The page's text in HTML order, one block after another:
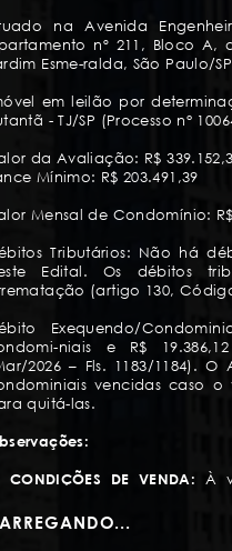
na Avenida
nº 211, Bloco A,
Esme-ralda, São Paulo/
em leilão por
- TJ/SP (Processo n°
da Avaliação: R$
Mínimo: R$ 203.491,39
Mensal de Condomínio:
Tributários: Não há
Edital. Os débitos
(artigo 130,
Exequendo/
niais e R$
2026 – Fls. 1183/1184).
vencidas caso
quitá-las.
CONDIÇÕES DE VENDA:
À